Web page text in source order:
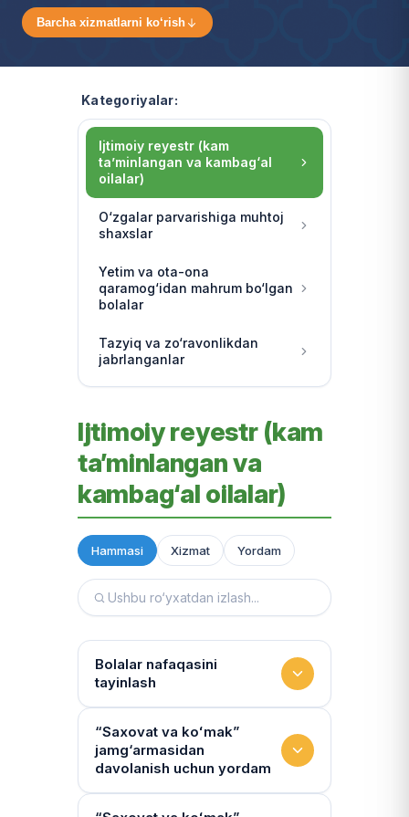
Barcha xizmatlarni ko‘rish
Kategoriyalar:
Ijtimoiy reyestr (kam
ta’minlangan va kambag‘al
oilalar)
O‘zgalar parvarishiga muhtoj
shaxslar
Yetim va ota-ona
qaramog‘idan mahrum bo‘lgan
bolalar
Tazyiq va zo‘ravonlikdan
jabrlanganlar
Ijtimoiy reyestr (kam
ta’minlangan va
kambag‘al oilalar)
Hammasi Xizmat Yordam
Bolalar nafaqasini
tayinlash
To‘lov miqdori
Miqdor qonunchilik bilan belgilanadi.
“Kambag‘allik chegarasidagi oila”ga
75% yoki 50% to‘lanadi
“Saxovat va koʻmak”
jamg‘armasidan
davolanish uchun yordam